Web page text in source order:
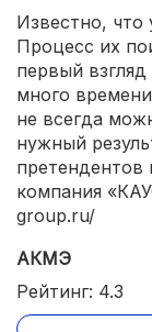
Известно, что
Процесс их
первый
много
не всегда
нужный
претендентов
компания
group.ru/
АКМЭ
Рейтинг: 4.3